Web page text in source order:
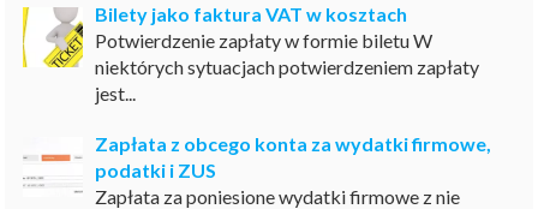
Bilety jako faktura VAT w kosztach
Potwierdzenie zapłaty w formie biletu W
niektórych sytuacjach potwierdzeniem zapłaty
jest...
Zapłata z obcego konta za wydatki firmowe,
podatki i ZUS
Zapłata za poniesione wydatki firmowe z nie